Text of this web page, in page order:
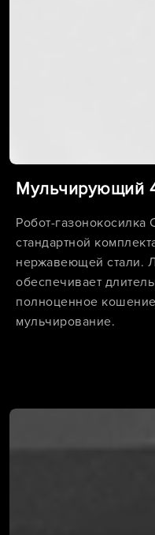
Мульчирующий
Робот-газонокосилка
стандартной
нержавеющей стали.
обеспечивает
полноценное
мульчирование.